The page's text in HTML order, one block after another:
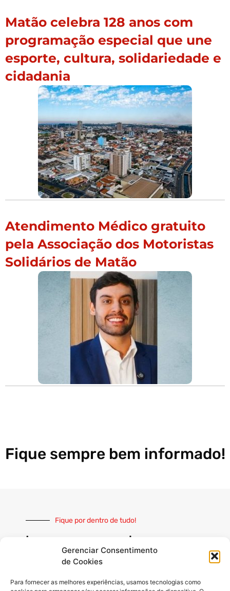
Gerenciar Consentimento
de Cookies
Para fornecer as melhores experiências, usamos tecnologias como
Matão celebra 128 anos com
programação especial que une
esporte, cultura, solidariedade e
cidadania
Atendimento Médico gratuito
pela Associação dos Motoristas
Solidários de Matão
Fique sempre bem informado!
Fique por dentro de tudo!
Inscreva-se e receba nossas
notícias sempre atualizadas